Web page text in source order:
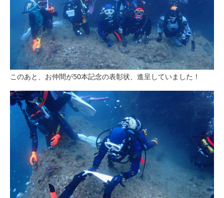
このあと、お仲間が50本記念の表彰状、進呈していました！